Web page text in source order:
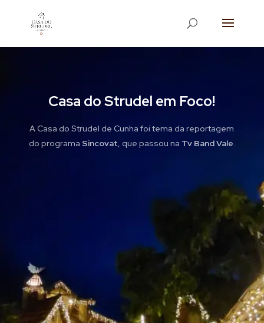
Casa do Strudel em Foco!
A Casa do Strudel de Cunha foi tema da reportagem
do programa Sincovat, que passou na Tv Band Vale.